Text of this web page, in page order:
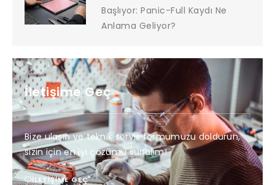
Başlıyor: Panic-Full Kaydı Ne
Anlama Geliyor?
İletişime Geç
Bize ulaşın ve teknik servis formumuzu doldurun,
sizin için en iyi çözümü sunalım!
İLETIŞIME GEÇ